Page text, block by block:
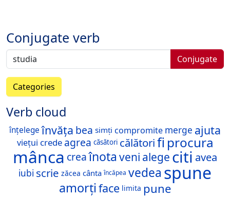
Conjugate verb
Conjugate
Categories
Verb cloud
înțelege învăța bea simți compromite merge ajuta
viețui crede agrea căsători călătorifi procura
mânca creaînota veni alege citi avea
iubi scrie zăcea cânta încăpea vedea spune
amorțiface limita pune